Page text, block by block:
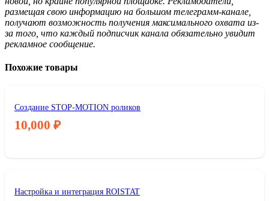
размещая свою информацию на большом телеграмм-канале,
получают возможность получения максимального охвата из-
за того, что каждый подписчик канала обязательно увидит
рекламное сообщение.
Похожие товары
Создание STOP-MOTION роликов
10,000 ₽
Настройка и интеграция ROISTAT